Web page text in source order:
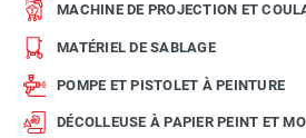
MACHINE DE PROJECTION ET
MATÉRIEL DE SABLAGE
POMPE ET PISTOLET À PEINTURE
DÉCOLLEUSE À PAPIER PEINT ET